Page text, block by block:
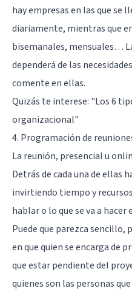
hay empresas en las que se
diariamente, mientras que
bisemanales, mensuales…
dependerá de las
comente en ellas.
Quizás te interese: "Los 6
organizacional"
4. Programación de
La reunión, presencial u
Detrás de cada una de ellas
invirtiendo tiempo y
hablar o lo que se va a hacer
Puede que parezca sencillo,
en que quien se encarga de
que estar pendiente del
quienes son las personas